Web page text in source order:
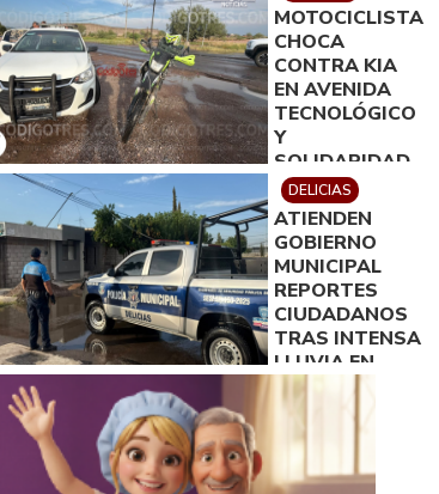
MOTOCICLISTA
CHOCA
CONTRA KIA
EN AVENIDA
TECNOLÓGICO
Y
SOLIDARIDAD
DELICIAS
ATIENDEN
GOBIERNO
MUNICIPAL
REPORTES
CIUDADANOS
TRAS INTENSA
LLUVIA EN
DELICIAS